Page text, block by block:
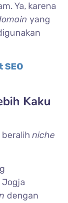
Ya, karena
yang
SEO
Kaku
beralihniche
Jogja
dengan